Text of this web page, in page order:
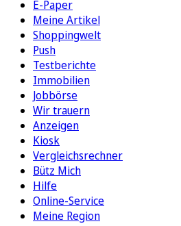
E-Paper
Meine Artikel
Shoppingwelt
Push
Testberichte
Immobilien
Jobbörse
Wir trauern
Anzeigen
Kiosk
Vergleichsrechner
Bütz Mich
Hilfe
Online-Service
Meine Region